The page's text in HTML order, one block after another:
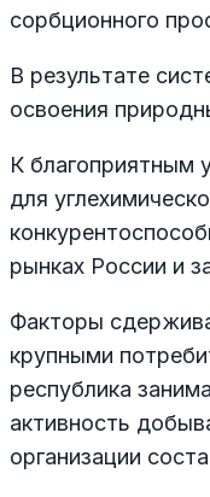
сорбционного
В результате
освоения
К благоприятным
для
рынках России и
Факторы
крупными
республика
активность
организации